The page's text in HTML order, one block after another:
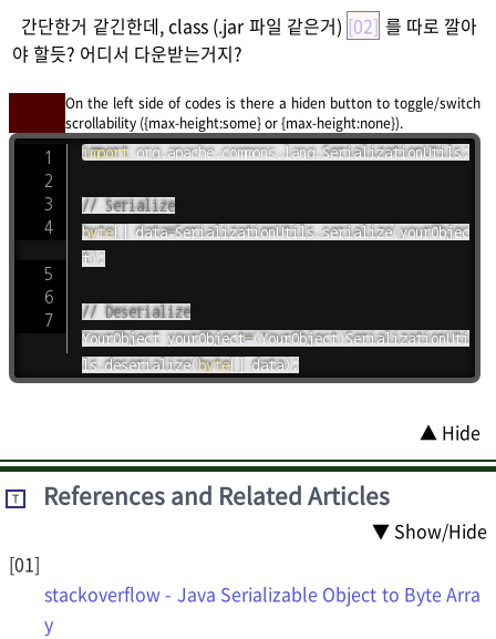
간단한거 같긴한데, class (.jar 파일 같은거) [02] 를 따로 깔아
야 할듯? 어디서 다운받는거지?
On the left side of codes is there a hiden button to toggle/switch
scrollability ({max-height:some} or {max-height:none}).
import org. apache. commons lang. SerializationUtils;
// Serialize
byte[ data=SerializationUtils . serialize( yourObjec
t) ;
// Deserialize
YourObject yourObject=( YourObject)SerializationUti
ls .deserialize( byte[ data) ;
▲ Hide
T References and Related Articles
▼ Show/Hide
stackoverflow - Java Serializable Object to Byte Arra
y